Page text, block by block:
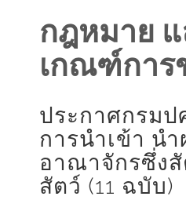
กฎหมาย
เกณฑ์การ
ประกาศกรมป
การนำเข้า น
อาณาจักรซึ่ง
สัตว์ (11 ฉบับ)